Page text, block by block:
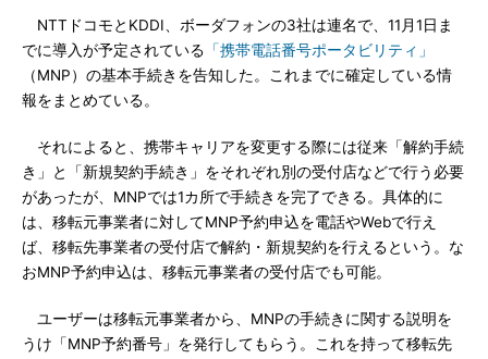
NTTドコモとKDDI、ボーダフォンの3社は連名で、11月1日ま
でに導入が予定されている 「携帯電話番号ポータビリティ」
（MNP）の基本手続きを告知した。これまでに確定している情
報をまとめている。
それによると、携帯キャリアを変更する際には従来「解約手続
き」と「新規契約手続き」をそれぞれ別の受付店などで行う必要
があったが、MNPでは1カ所で手続きを完了できる。具体的に
は、移転元事業者に対してMNP予約申込を電話やWebで行え
ば、移転先事業者の受付店で解約・新規契約を行えるという。な
おMNP予約申込は、移転元事業者の受付店でも可能。
ユーザーは移転元事業者から、MNPの手続きに関する説明を
うけ「MNP予約番号」を発行してもらう。これを持って移転先